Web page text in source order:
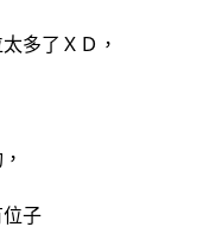
多了ＸＤ，
子